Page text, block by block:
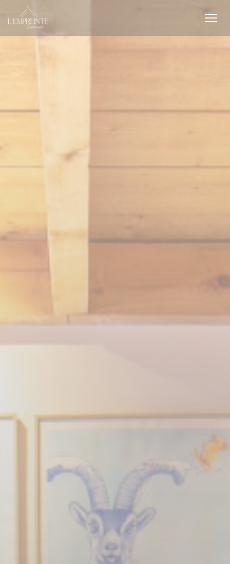
Personnalisation de vos choix en matière de cookies